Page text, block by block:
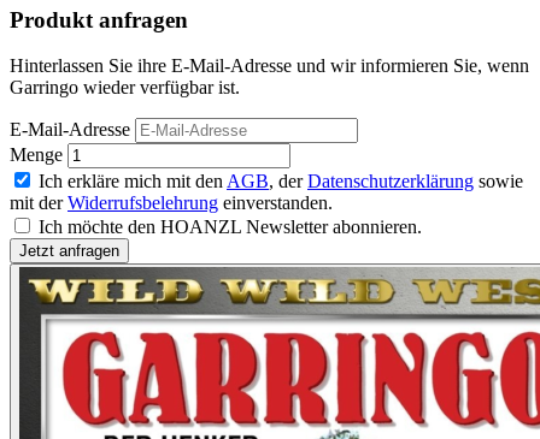
Produkt anfragen
Hinterlassen Sie ihre E-Mail-Adresse und wir informieren Sie, wenn
Garringo wieder verfügbar ist.
E-Mail-Adresse
Menge
Ich erkläre mich mit den AGB, derDatenschutzerklärung sowie
mit derWiderrufsbelehrung einverstanden.
Ich möchte den HOANZL Newsletter abonnieren.